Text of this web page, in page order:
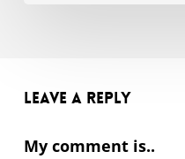
Leave a Reply
My comment is..